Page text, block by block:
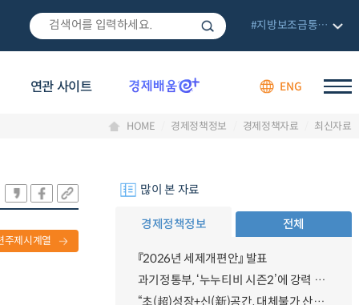
연관 사이트 ENG
#지방보조금통합관리망
HOME 경제정책정보 경제정책자료 최신자료
주제시계열
많이 본 자료
경제정책정보 전체
『2026년 세제개편안』 발표
과기정통부, ‘누누티비 시즌2’에 강력 대응 의지 밝혀
“초(超)성장+신(新)공간, 대체불가 산업강국”